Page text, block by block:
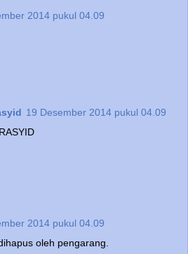
2014 pukul 04.09
19 Desember 2014 pukul 04.09
2014 pukul 04.09
oleh pengarang.